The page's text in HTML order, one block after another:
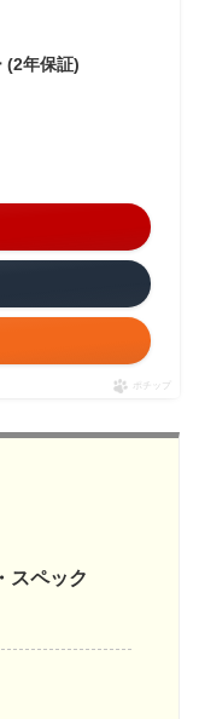
(2年保証)
ポチップ
スペック